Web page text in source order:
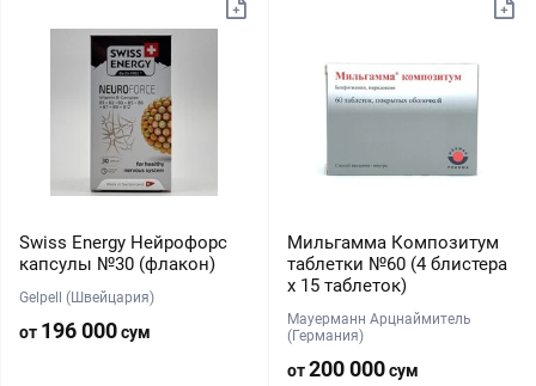
Swiss Energy Нейрофорс
капсулы №30 (флакон)
Gelpell (Швейцария)
от 196 000сум
Мильгамма Композитум
таблетки №60 (4 блистера
х 15 таблеток)
Мауерманн Арцнаймитель
(Германия)
от200 000сум